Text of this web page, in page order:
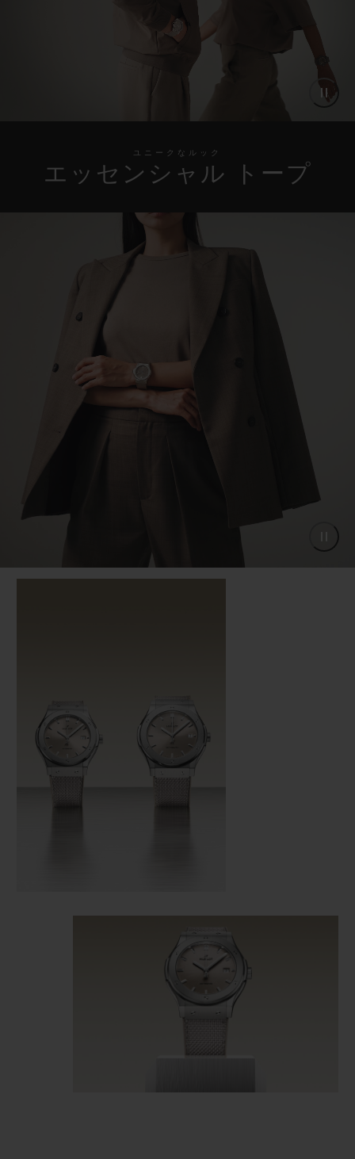
ユニークなルック
エッセンシャル トープ